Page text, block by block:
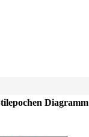
Diagramm